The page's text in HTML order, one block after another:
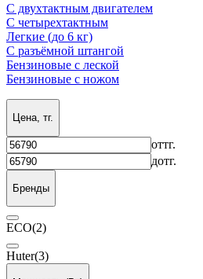
С двухтактным двигателем
С четырехтактным
Легкие (до 6 кг)
С разъёмной штангой
Бензиновые с леской
Бензиновые с ножом
Цена, тг.
оттг.
дотг.
Бренды
ECO(2)
Huter(3)